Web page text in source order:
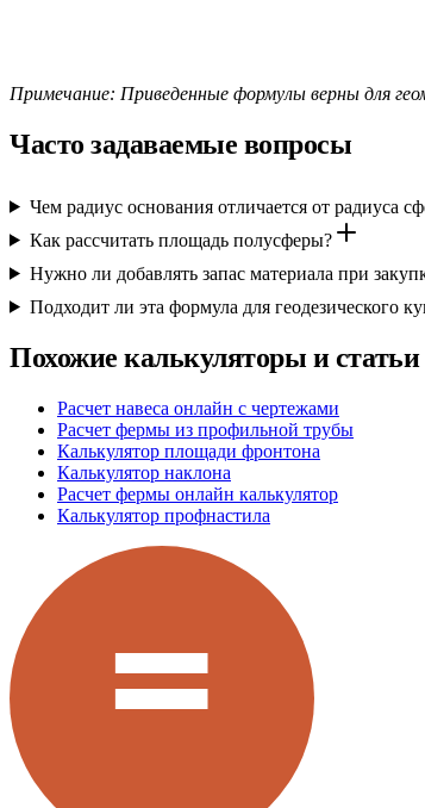
Примечание: Приведенные формулы верны для
Часто задаваемые вопросы
Чем радиус основания отличается от радиуса
Как рассчитать площадь полусферы?
Нужно ли добавлять запас материала при
Подходит ли эта формула для геодезического
Похожие калькуляторы и статьи
Расчет навеса онлайн с чертежами
Расчет фермы из профильной трубы
Калькулятор площади фронтона
Калькулятор наклона
Расчет фермы онлайн калькулятор
Калькулятор профнастила